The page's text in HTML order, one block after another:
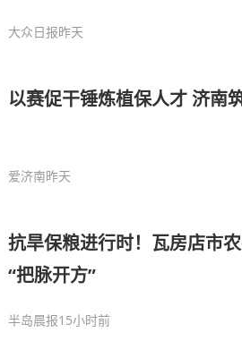
大众日报昨天
以赛促干锤炼植保人才 济南
爱济南昨天
抗旱保粮进行时！瓦房店市
“把脉开方”
半岛晨报15小时前